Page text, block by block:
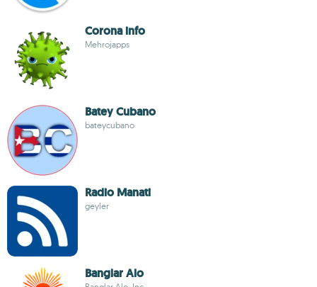
Corona info
Mehrojapps
Batey Cubano
bateycubano
Radio Manati
geyler
Banglar Alo